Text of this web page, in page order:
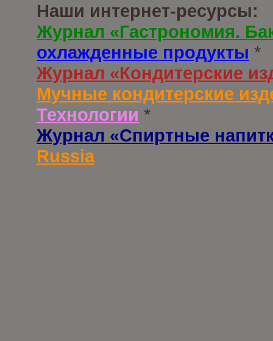
Наши интернет-ресурсы:
Журнал «Гастрономия.
охлажденные продукты *
Журнал «Кондитерские
Мучные кондитерские
Технологии *
Журнал «Спиртные
Russia